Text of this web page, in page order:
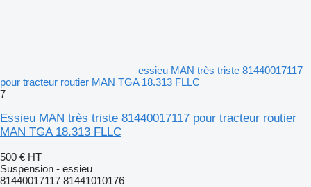
essieu MAN très triste 81440017117
pour tracteur routier MAN TGA 18.313 FLLC
7
Essieu MAN très triste 81440017117 pour tracteur routier
MAN TGA 18.313 FLLC
500 € HT
Suspension - essieu
81440017117 81441010176